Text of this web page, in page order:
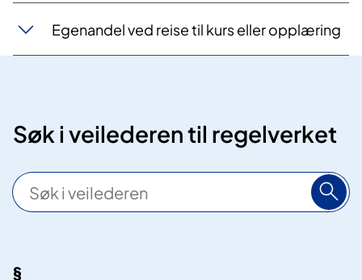
Egenandel ved reise til kurs eller opplæring
Søk i veilederen til regelverket
S
ø
5
§